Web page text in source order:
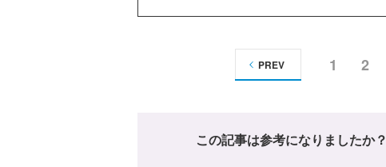
1 2
PREV
この記事は参考になりましたか？